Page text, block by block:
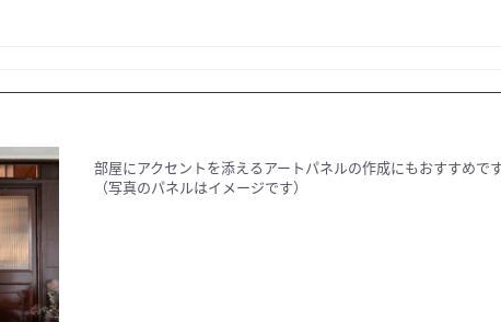
部屋にアクセントを添えるアートパネルの作成にもおすすめで
（写真のパネルはイメージです）